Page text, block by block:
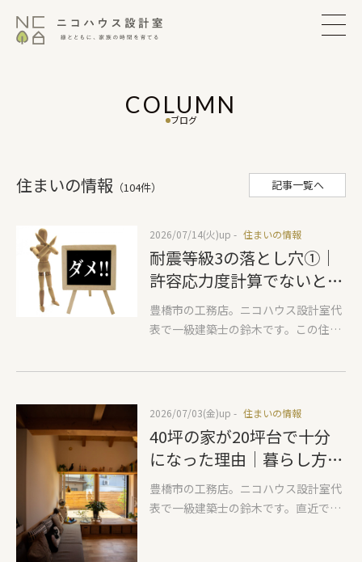
COLUMN
ブログ
住まいの情報 （104件） 記事一覧へ
耐震等級3の落とし穴①｜
許容応力度計算でないと評
価できない3つの設計
2026/07/14(火)up - 住まいの情報
豊橋市の工務店。ニコハウス設計室代
表で一級建築士の鈴木です。この住ま
有益になるようにという思いで、一般
ます。住まいを考えている方はぜひご
参考になさってください。本日のテー
マは『許容応力度計算をしていない物
件でやってはいけないこと』をお伝え
します。近年は耐震等級3が当たり前
になりましたが、どのような計算で耐
40坪の家が20坪台で十分
になった理由｜暮らし方は
大きく変わりました
2026/07/03(金)up - 住まいの情報
豊橋市の工務店。ニコハウス設計室代
表で一級建築士の鈴木です。直近での